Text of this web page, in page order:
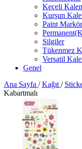
Keçeli
Kurşun
Paint
Silgiler
Tükenmez
Versatil
Genel
Ana Sayfa / Kağıt /
Kabartmalı